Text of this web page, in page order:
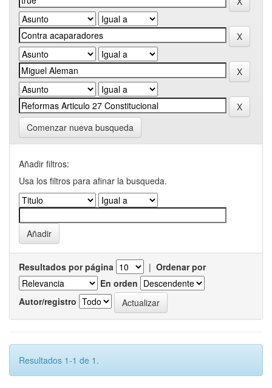
Comenzar nueva busqueda
Añadir filtros:
Usa los filtros para afinar la busqueda.
Resultados por página | Ordenar por
En orden
Autor/registro
Resultados 1-1 de 1.